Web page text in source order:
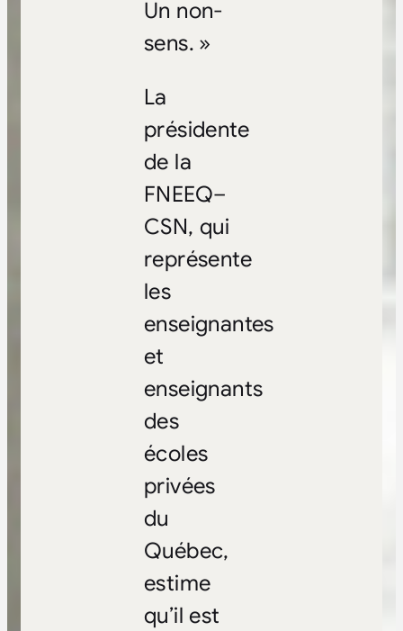
Un non-
sens. »
La
présidente
de la
FNEEQ–
CSN, qui
représente
les
enseignantes
et
enseignants
des
écoles
privées
du
Québec,
estime
qu’il est